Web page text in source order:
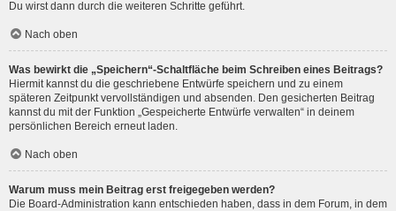
Du wirst dann durch die weiteren Schritte geführt.
Nach oben
Was bewirkt die „Speichern“-Schaltfläche beim Schreiben eines Beitrags?
Hiermit kannst du die geschriebene Entwürfe speichern und zu einem
späteren Zeitpunkt vervollständigen und absenden. Den gesicherten Beitrag
kannst du mit der Funktion „Gespeicherte Entwürfe verwalten“ in deinem
persönlichen Bereich erneut laden.
Nach oben
Warum muss mein Beitrag erst freigegeben werden?
Die Board-Administration kann entschieden haben, dass in dem Forum, in dem